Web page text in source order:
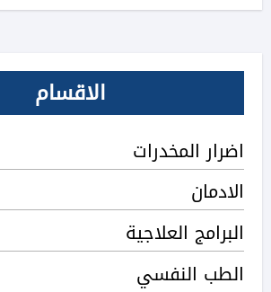
الاقسام
اضرار المخدرات
الادمان
البرامج العلاجية
الطب النفسي